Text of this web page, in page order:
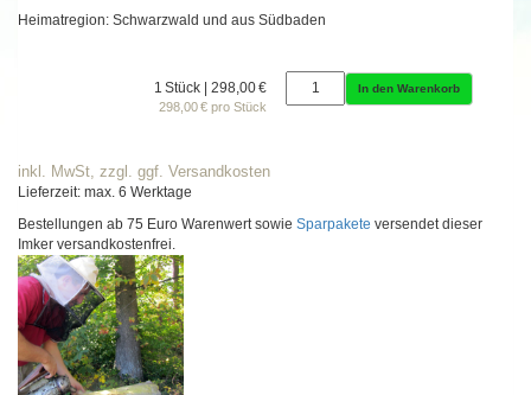
Heimatregion: Schwarzwald und aus Südbaden
1 Stück | 298,00 €
298,00 € pro Stück
In den Warenkorb
inkl. MwSt, zzgl. ggf. Versandkosten
Lieferzeit: max. 6 Werktage
Bestellungen ab 75 Euro Warenwert sowie Sparpakete versendet dieser
Imker versandkostenfrei.